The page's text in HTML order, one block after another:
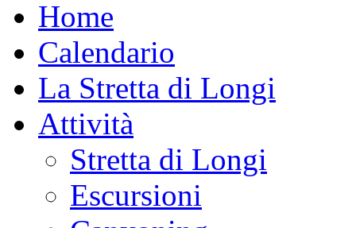
Home
Calendario
La Stretta di Longi
Attività
Stretta di Longi
Escursioni